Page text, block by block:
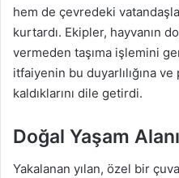
hem de çevredeki
kurtardı. Ekipler, hayvanın
vermeden taşıma işlemini
itfaiyenin bu duyarlılığına
kaldıklarını dile getirdi.
Doğal Yaşam
Yakalanan yılan, özel bir